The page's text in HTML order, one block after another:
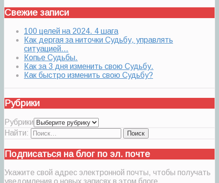
Свежие записи
100 целей на 2024. 4 шага
Как дергая за ниточки Судьбу, управлять
ситуацией…
Копье Судьбы.
Как за 3 дня изменить свою Судьбу.
Как быстро изменить свою Судьбу?
Рубрики
Рубрики
Найти:
Подписаться на блог по эл. почте
Укажите свой адрес электронной почты, чтобы получать